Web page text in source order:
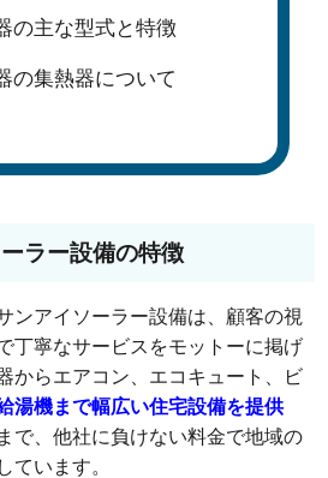
の主な型式と特徴
の集熱器について
ラー設備の特徴
ンアイソーラー設備は、顧客の視
丁寧なサービスをモットーに掲げ
からエアコン、エコキュート、ビ
湯機まで幅広い住宅設備を提供
まで、他社に負けない料金で地域の
ています。